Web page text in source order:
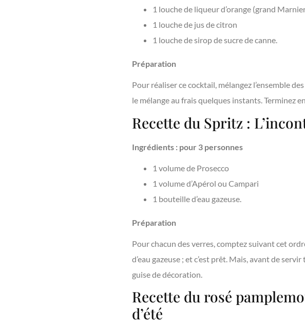
1 louche de liqueur d’orange (grand
1 louche de jus de citron
1 louche de sirop de sucre de canne.
Préparation
Pour réaliser ce cocktail, mélangez l’ensemble
le mélange au frais quelques instants. Terminez
Recette du Spritz :
Ingrédients : pour 3 personnes
1 volume de Prosecco
1 volume d’Apérol ou Campari
1 bouteille d’eau gazeuse.
Préparation
Pour chacun des verres, comptez suivant cet
d’eau gazeuse ; et c’est prêt. Mais, avant de
guise de décoration.
Recette du rosé
d’été